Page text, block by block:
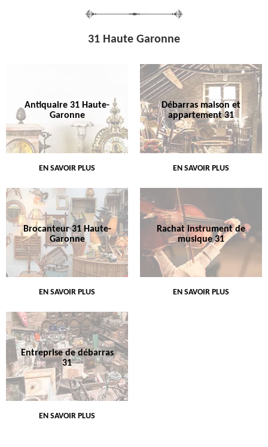
31 Haute Garonne
Antiquaire 31 Haute-
Garonne
EN SAVOIR PLUS
Débarras maison et
appartement 31
EN SAVOIR PLUS
Brocanteur 31 Haute-
Garonne
EN SAVOIR PLUS
Rachat instrument de
musique 31
EN SAVOIR PLUS
Entreprise de débarras
31
EN SAVOIR PLUS